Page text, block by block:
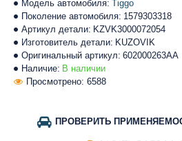
Наличие: В наличии
Модель автомобиля: Tiggo
Поколение автомобиля: 1579303318
Артикул детали: KZVK3000072054
Изготовитель детали: KUZOVIK
Оригинальный артикул: 602000263AA
Просмотрено: 6588
ПРОВЕРИТЬ